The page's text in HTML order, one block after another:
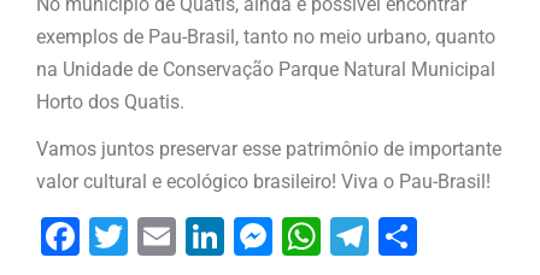
exemplos de Pau-Brasil, tanto no meio urbano, quanto
na Unidade de Conservação Parque Natural Municipal
Horto dos Quatis.
Vamos juntos preservar esse patrimônio de importante
valor cultural e ecológico brasileiro! Viva o Pau-Brasil!
Facebook
Twitter
EmailLinkedIn
Messenger
WhatsApp
Telegram